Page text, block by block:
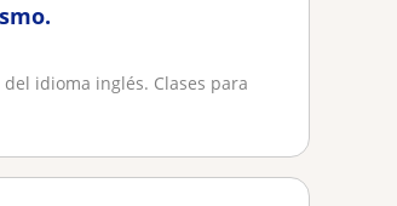
idioma inglés. Clases para